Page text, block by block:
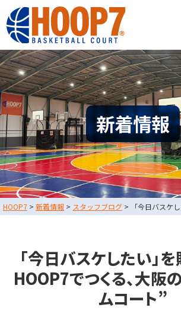
大阪・東大阪・堺のバスケコートレンタル｜
大阪・東大阪・堺のバス
レンタル｜HOOP7
HOME
初めての方へ
東大阪店
堺店
大会・イベント情報
HOOPERSスクール
バスケ×BBQ
お知らせ
スタッフブログ
お問い合わせ
利用規約
運営会社情報
採用情報
堺店 TEL.072-249-
新着情報
HOOP7 > 新着情報 > スタッフブログ > 「今日バスケ
「今日バスケしたい」を
HOOP7でつくる、大阪
ムコート”